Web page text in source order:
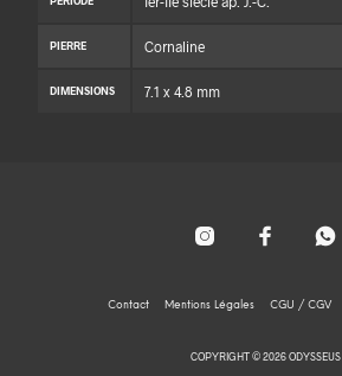
PIERRE Cornaline
DIMENSIONS 7.1 x 4.8 mm
Contact Mentions Légales CGU / CGV
COPYRIGHT © 2026 ODYSSEUS